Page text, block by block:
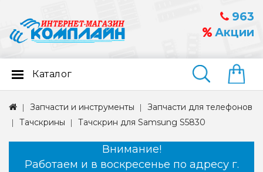
963
Акции
Найти
Каталог
Запчасти и инструменты
Запчасти для телефонов
Тачскрины
Тачскрин для Samsung S5830
Внимание!
Работаем и в воскресенье по адресу г.